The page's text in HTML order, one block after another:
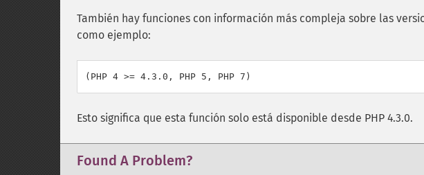
También hay funciones con información más compleja sobre las
como ejemplo:
Esto significa que esta función solo está disponible desde PHP 4.3.0.
Found A Problem?